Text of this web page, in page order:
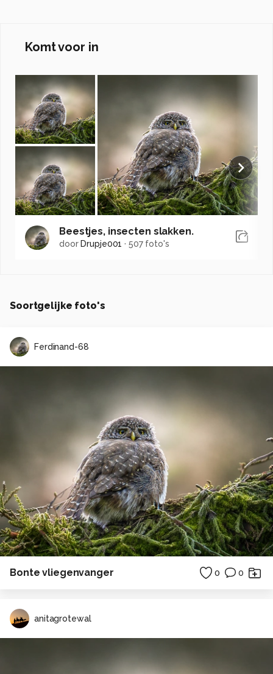
Komt voor in
Beestjes, insecten slakken.
door Drupje001 · 507 foto's
Soortgelijke foto's
Ferdinand-68
Bonte vliegenvanger 0 0
anitagrotewal